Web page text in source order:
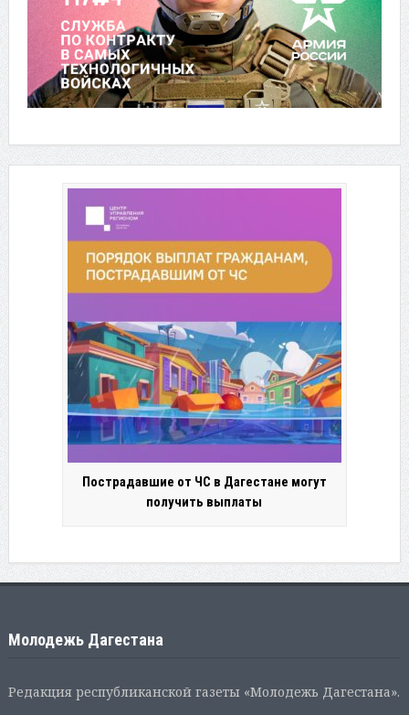
Пострадавшие от ЧС в Дагестане могут
получить выплаты
Молодежь Дагестана
Редакция республиканской газеты «Молодежь Дагестана».